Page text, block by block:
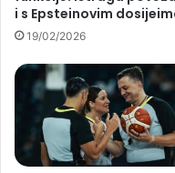
i s Epsteinovim
19/02/2026